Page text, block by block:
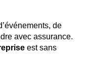
de
avec assurance.
est sans